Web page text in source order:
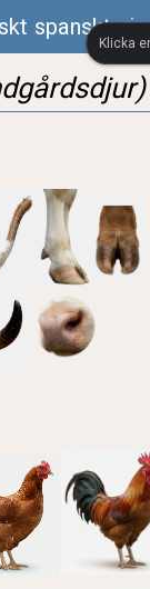
spanskt
Klicka